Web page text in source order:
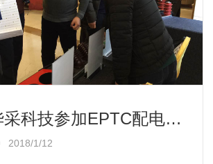
华采科技参加EPTC配电一二次融合专项工作组2017年度工作总结会暨成果联合展并做专题发言
2018/1/12